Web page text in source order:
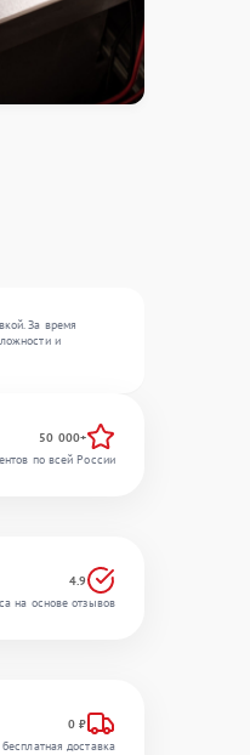
За время
и
50 000+
по всей России
4.9
на основе отзывов
0 ₽
бесплатная доставка